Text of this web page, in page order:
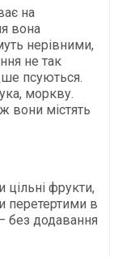
на
вона
нерівними,
не так
псуються.
моркву.
вони містять
цільні фрукти,
перетертими в
без додавання